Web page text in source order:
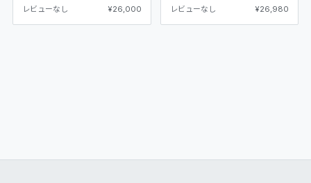
レビューなし ¥26,000 レビューなし ¥26,980